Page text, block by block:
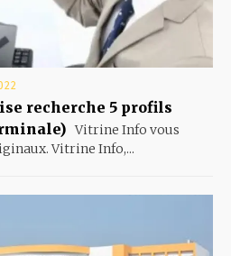
recherche 5 profils
Vitrine Info vous
Vitrine Info,...